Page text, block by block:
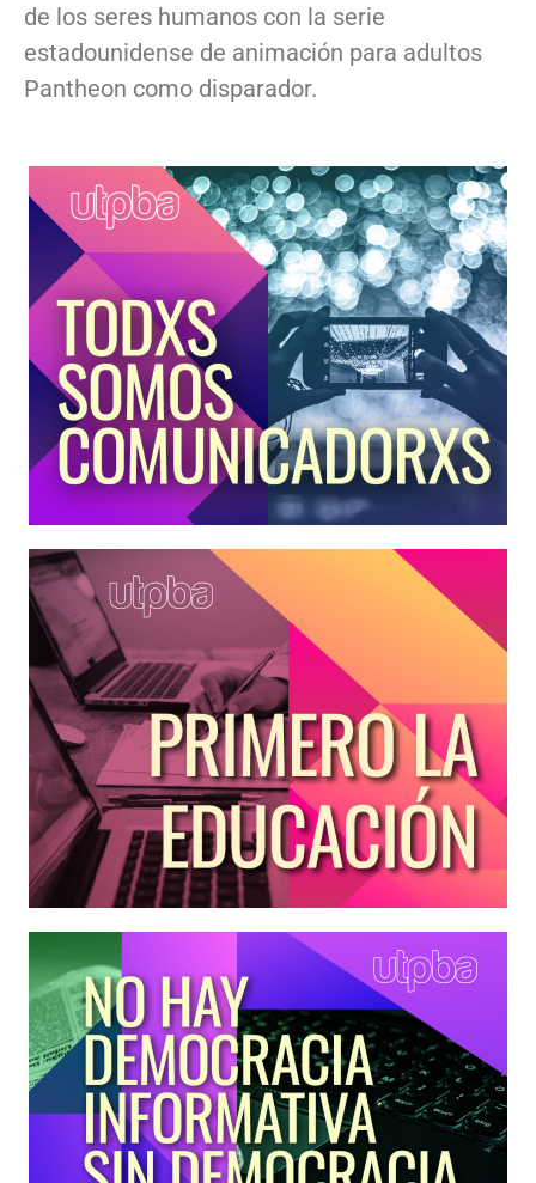
de los seres humanos con la serie
estadounidense de animación para adultos
Pantheon como disparador.